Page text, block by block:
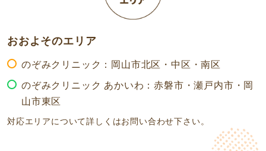
おおよそのエリア
のぞみクリニック：岡山市北区・中区・南区
のぞみクリニック あかいわ：赤磐市・瀬戸内市・岡
山市東区
対応エリアについて詳しくはお問い合わせ下さい。